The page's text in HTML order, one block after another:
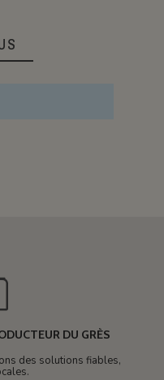
DU GRÈS
des solutions fiables,